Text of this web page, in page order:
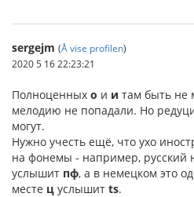
sergejm (Å vise profilen)
2020 5 16 22:23:21
Полноценных о и и там быть не
мелодию не попадали. Но
могут.
Нужно учесть ещё, что ухо
на фонемы - например, русский
услышит пф, а в немецком это
месте ц услышит ts.